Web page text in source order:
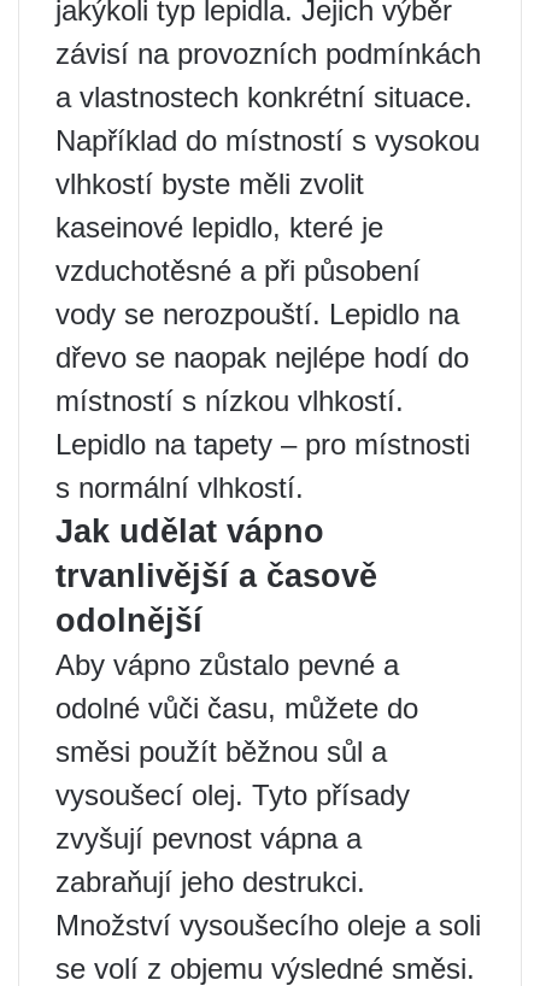
jakýkoli typ lepidla. Jejich výběr
závisí na provozních podmínkách
a vlastnostech konkrétní situace.
Například do místností s vysokou
vlhkostí byste měli zvolit
kaseinové lepidlo, které je
vzduchotěsné a při působení
vody se nerozpouští. Lepidlo na
dřevo se naopak nejlépe hodí do
místností s nízkou vlhkostí.
Lepidlo na tapety – pro místnosti
s normální vlhkostí.
Jak udělat vápno
trvanlivější a časově
odolnější
Aby vápno zůstalo pevné a
odolné vůči času, můžete do
směsi použít běžnou sůl a
vysoušecí olej. Tyto přísady
zvyšují pevnost vápna a
zabraňují jeho destrukci.
Množství vysoušecího oleje a soli
se volí z objemu výsledné směsi.